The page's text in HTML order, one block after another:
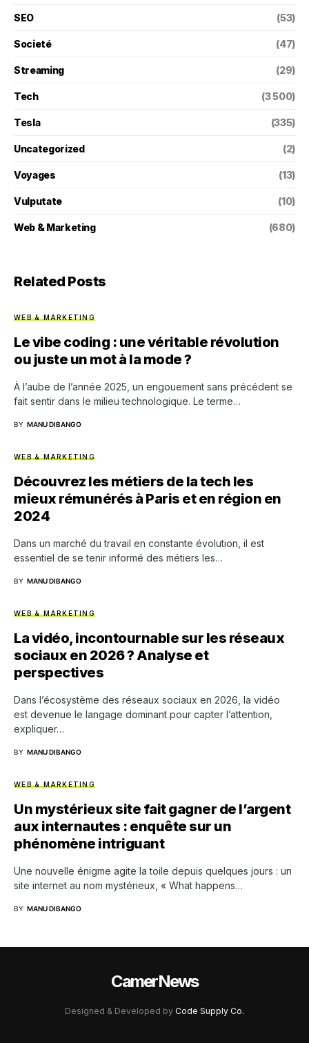
SEO (53)
Societé (47)
Streaming (29)
Tech (3 500)
Tesla (335)
Uncategorized (2)
Voyages (13)
Vulputate (10)
Web & Marketing (680)
Related Posts
WEB & MARKETING
Le vibe coding : une véritable révolution
ou juste un mot à la mode ?
À l’aube de l’année 2025, un engouement sans précédent se
fait sentir dans le milieu technologique. Le terme…
BY MANU DIBANGO
WEB & MARKETING
Découvrez les métiers de la tech les
mieux rémunérés à Paris et en région en
2024
Dans un marché du travail en constante évolution, il est
essentiel de se tenir informé des métiers les…
BY MANU DIBANGO
WEB & MARKETING
La vidéo, incontournable sur les réseaux
sociaux en 2026 ? Analyse et
perspectives
Dans l’écosystème des réseaux sociaux en 2026, la vidéo
est devenue le langage dominant pour capter l’attention,
expliquer…
BY MANU DIBANGO
WEB & MARKETING
Un mystérieux site fait gagner de l’argent
aux internautes : enquête sur un
phénomène intriguant
Une nouvelle énigme agite la toile depuis quelques jours : un
site internet au nom mystérieux, « What happens…
BY MANU DIBANGO
CamerNews
Designed & Developed by Code Supply Co.